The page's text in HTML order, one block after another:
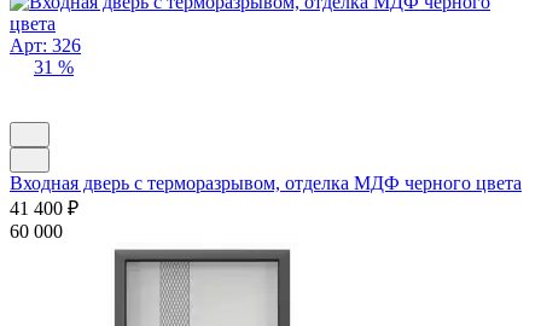
Арт: 326
31 %
Входная дверь с терморазрывом, отделка МДФ черного цвета
41 400 ₽
60 000